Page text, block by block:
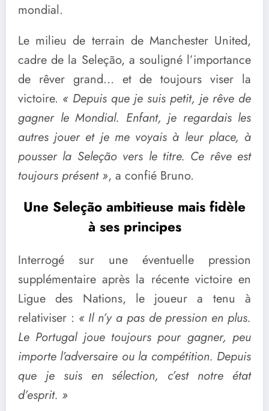
mondial.
Le milieu de terrain de Manchester United,
cadre de la Seleção, a souligné l’importance
de rêver grand… et de toujours viser la
victoire. « Depuis que je suis petit, je rêve de
gagner le Mondial. Enfant, je regardais les
autres jouer et je me voyais à leur place, à
pousser la Seleção vers le titre. Ce rêve est
toujours présent », a confié Bruno.
Une Seleção ambitieuse mais fidèle
à ses principes
Interrogé sur une éventuelle pression
supplémentaire après la récente victoire en
Ligue des Nations, le joueur a tenu à
relativiser : « Il n’y a pas de pression en plus.
Le Portugal joue toujours pour gagner, peu
importe l’adversaire ou la compétition. Depuis
que je suis en sélection, c’est notre état
d’esprit. »